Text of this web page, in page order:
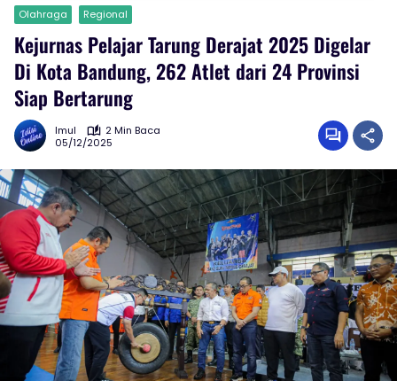
Olahraga Regional
Kejurnas Pelajar Tarung Derajat 2025 Digelar
Di Kota Bandung, 262 Atlet dari 24 Provinsi
Siap Bertarung
Imul
2 Min Baca
05/12/2025